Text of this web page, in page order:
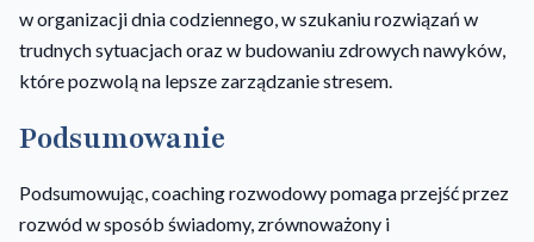
w organizacji dnia codziennego, w szukaniu rozwiązań w
trudnych sytuacjach oraz w budowaniu zdrowych nawyków,
które pozwolą na lepsze zarządzanie stresem.
Podsumowanie
Podsumowując, coaching rozwodowy pomaga przejść przez
rozwód w sposób świadomy, zrównoważony i